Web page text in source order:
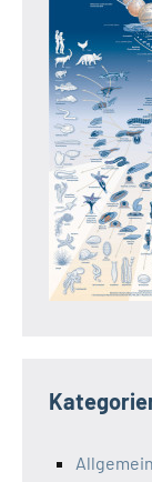
Allgemein